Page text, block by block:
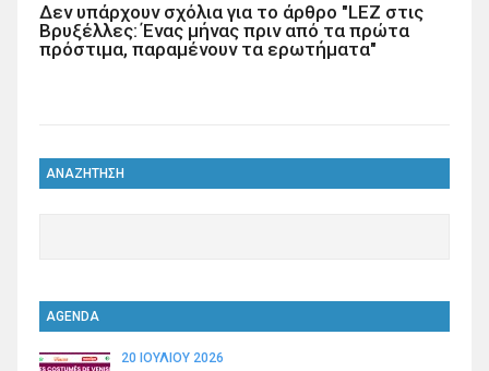
Δεν υπάρχουν σχόλια για το άρθρο "LEZ στις
Βρυξέλλες: Ένας μήνας πριν από τα πρώτα
πρόστιμα, παραμένουν τα ερωτήματα"
ΑΝΑΖΗΤΗΣΗ
AGENDA
20 ΙΟΥΛΊΟΥ 2026